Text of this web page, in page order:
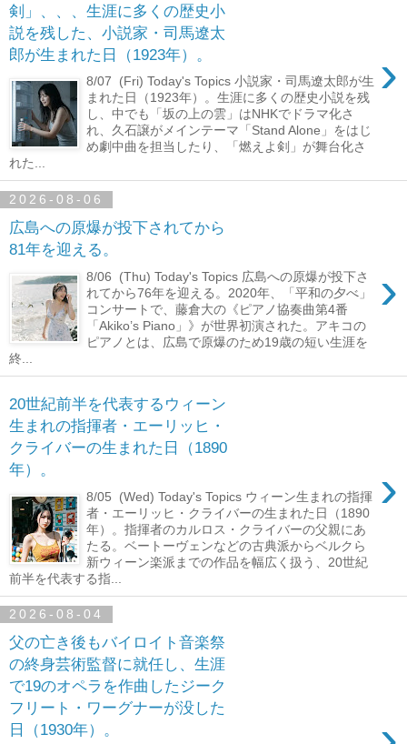
剣」、、、生涯に多くの歴史小
説を残した、小説家・司馬遼太
郎が生まれた日（1923年）。
›
8/07 (Fri) Today's Topics 小説家・司馬遼太郎が生
まれた日（1923年）。生涯に多くの歴史小説を残
し、中でも「坂の上の雲」はNHKでドラマ化さ
れ、久石譲がメインテーマ「Stand Alone」をはじ
め劇中曲を担当したり、「燃えよ剣」が舞台化さ
れた...
2026-08-06
広島への原爆が投下されてから
81年を迎える。
›
8/06 (Thu) Today's Topics 広島への原爆が投下さ
れてから76年を迎える。2020年、「平和の夕べ」
コンサートで、藤倉大の《ピアノ協奏曲第4番
「Akiko’s Piano」》が世界初演された。アキコの
ピアノとは、広島で原爆のため19歳の短い生涯を
終...
20世紀前半を代表するウィーン
生まれの指揮者・エーリッヒ・
クライバーの生まれた日（1890
年）。
›
8/05 (Wed) Today's Topics ウィーン生まれの指揮
者・エーリッヒ・クライバーの生まれた日（1890
年）。指揮者のカルロス・クライバーの父親にあ
たる。ベートーヴェンなどの古典派からベルクら
新ウィーン楽派までの作品を幅広く扱う、20世紀
前半を代表する指...
2026-08-04
父の亡き後もバイロイト音楽祭
の終身芸術監督に就任し、生涯
で19のオペラを作曲したジーク
フリート・ワーグナーが没した
日（1930年）。